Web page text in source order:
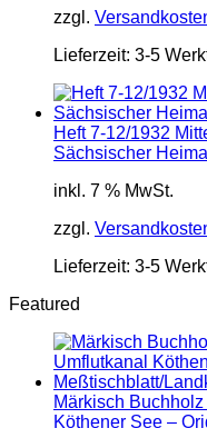
zzgl.
Lieferzeit: 3-5
Heft 7-12/1932
Sächsischer
inkl. 7 % MwSt.
zzgl.
Lieferzeit: 3-5
Featured
Märkisch
Köthener See –